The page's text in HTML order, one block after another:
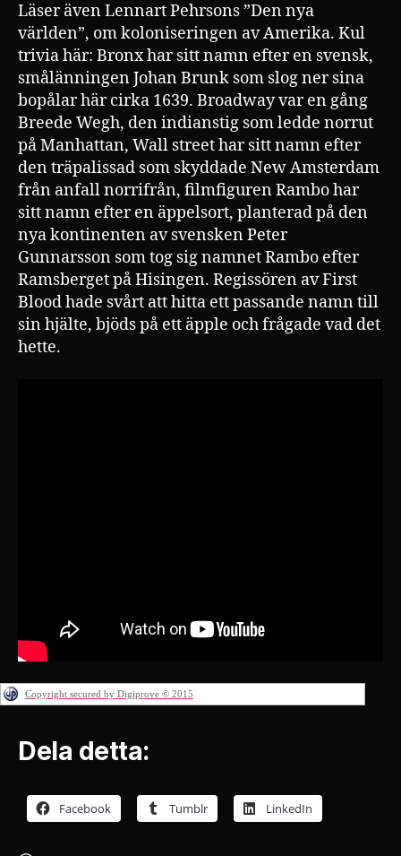
Läser även Lennart Pehrsons ”Den nya
världen”, om koloniseringen av Amerika. Kul
trivia här: Bronx har sitt namn efter en svensk,
smålänningen Johan Brunk som slog ner sina
bopålar här cirka 1639. Broadway var en gång
Breede Wegh, den indianstig som ledde norrut
på Manhattan, Wall street har sitt namn efter
den träpalissad som skyddade New Amsterdam
från anfall norrifrån, filmfiguren Rambo har
sitt namn efter en äppelsort, planterad på den
nya kontinenten av svensken Peter
Gunnarsson som tog sig namnet Rambo efter
Ramsberget på Hisingen. Regissören av First
Blood hade svårt att hitta ett passande namn till
sin hjälte, bjöds på ett äpple och frågade vad det
hette.
Copyright secured by Digiprove © 2015
Dela detta:
Facebook Tumblr LinkedIn